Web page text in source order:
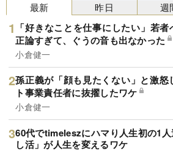
最新
「好きなことを仕事にしたい」若
正論すぎて、ぐうの音も出なかった
小倉健一
孫正義が「顔も見たくない」と激怒
ト事業責任者に抜擢したワケ
小倉健一
60代でtimeleszにハマり人生初の1
し活」が人生を変えるワケ
昨日 週